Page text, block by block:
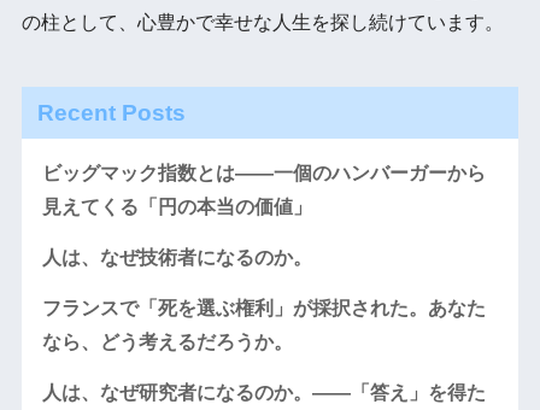
の柱として、心豊かで幸せな人生を探し続けています。
Recent Posts
ビッグマック指数とは――一個のハンバーガーから
見えてくる「円の本当の価値」
人は、なぜ技術者になるのか。
フランスで「死を選ぶ権利」が採択された。あなた
なら、どう考えるだろうか。
人は、なぜ研究者になるのか。――「答え」を得た